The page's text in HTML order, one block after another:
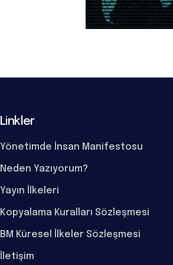
Linkler
Yönetimde İnsan Manifestosu
Neden Yazıyorum?
Yayın İlkeleri
Kopyalama Kuralları Sözleşmesi
BM Küresel İlkeler Sözleşmesi
İletişim